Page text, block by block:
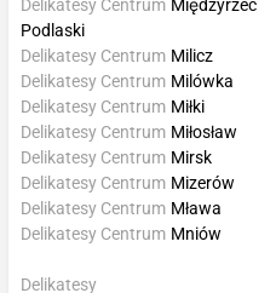
Delikatesy Centrum Międzyrzec
Podlaski
Delikatesy Centrum Milicz
Delikatesy Centrum Milówka
Delikatesy Centrum Miłki
Delikatesy Centrum Miłosław
Delikatesy Centrum Mirsk
Delikatesy Centrum Mizerów
Delikatesy Centrum Mława
Delikatesy Centrum Mniów
Delikatesy